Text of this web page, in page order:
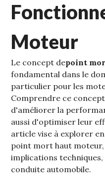
Moteur
Le concept depoint
fondamental dans le
particulier pour les
Comprendre ce
d'améliorer la
aussi d'optimiser leur
article vise à explorer
point mort haut
implications
conduite automobile.